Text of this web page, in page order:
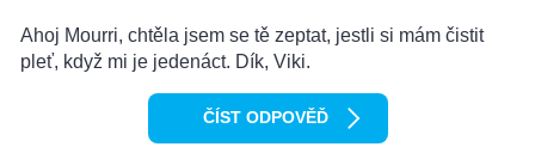
Ahoj Mourri, chtěla jsem se tě zeptat, jestli si mám čistit
pleť, když mi je jedenáct. Dík, Viki.
ČÍST ODPOVĚĎ